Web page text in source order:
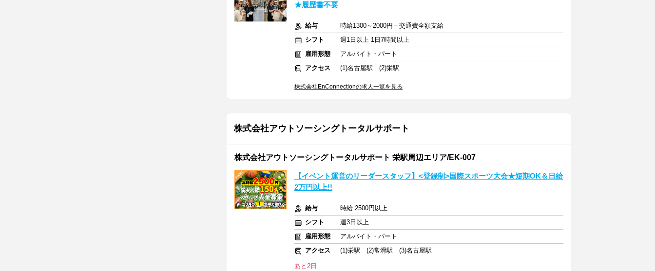
★履歴書不要
給与
時給1300～2000円＋交通費全額支給
シフト
週1日以上 1日7時間以上
雇用形態
アルバイト・パート
アクセス
(1)名古屋駅 (2)栄駅
株式会社EnConnectionの求人一覧を見る
株式会社アウトソーシングトータルサポート
株式会社アウトソーシングトータルサポート 栄駅周辺エリア/EK-007
【イベント運営のリーダースタッフ】<登録制>国際スポーツ大会★短期OK＆日給
2万円以上!!
給与
時給 2500円以上
シフト
週3日以上
雇用形態
アルバイト・パート
アクセス
(1)栄駅 (2)常滑駅 (3)名古屋駅
あと2日